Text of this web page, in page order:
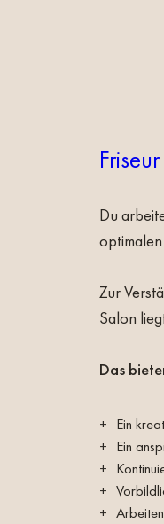
Du
Zur
Salon
Das
Ein
Ein